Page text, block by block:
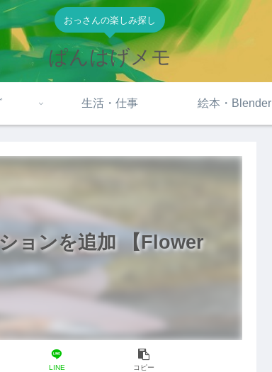
おっさんの楽しみ探し
ぱんはげメモ
生活・仕事 絵本・Blender
ョンを追加 【Flower
LINE コピー